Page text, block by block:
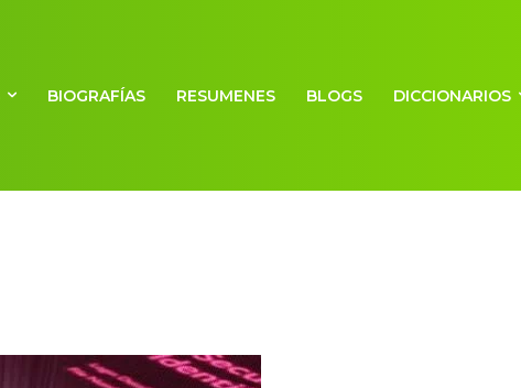
BIOGRAFÍAS RESUMENES BLOGS DICCIONARIOS